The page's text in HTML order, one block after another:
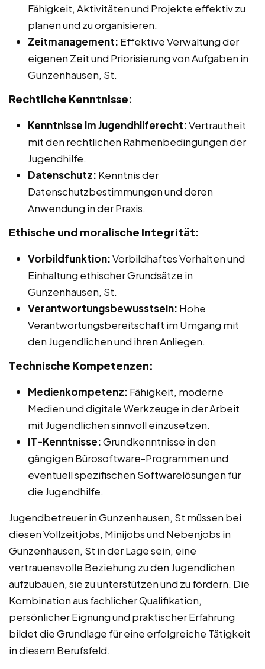
Fähigkeit, Aktivitäten und Projekte effektiv zu
planen und zu organisieren.
Zeitmanagement: Effektive Verwaltung der
eigenen Zeit und Priorisierung von Aufgaben in
Gunzenhausen, St.
Rechtliche Kenntnisse:
Kenntnisse im Jugendhilferecht:Vertrautheit
mit den rechtlichen Rahmenbedingungen der
Jugendhilfe.
Datenschutz: Kenntnis der
Datenschutzbestimmungen und deren
Anwendung in der Praxis.
Ethische und moralische Integrität:
Vorbildfunktion:Vorbildhaftes Verhalten und
Einhaltung ethischer Grundsätze in
Gunzenhausen, St.
Verantwortungsbewusstsein: Hohe
Verantwortungsbereitschaft im Umgang mit
den Jugendlichen und ihren Anliegen.
Technische Kompetenzen:
Medienkompetenz: Fähigkeit, moderne
Medien und digitale Werkzeuge in der Arbeit
mit Jugendlichen sinnvoll einzusetzen.
IT-Kenntnisse:Grundkenntnisse in den
gängigen Bürosoftware-Programmen und
eventuell spezifischen Softwarelösungen für
die Jugendhilfe.
Jugendbetreuer in Gunzenhausen, St müssen bei
diesen Vollzeitjobs, Minijobs und Nebenjobs in
Gunzenhausen, St in der Lage sein, eine
vertrauensvolle Beziehung zu den Jugendlichen
aufzubauen, sie zu unterstützen und zu fördern. Die
Kombination aus fachlicher Qualifikation,
persönlicher Eignung und praktischer Erfahrung
bildet die Grundlage für eine erfolgreiche Tätigkeit
in diesem Berufsfeld.